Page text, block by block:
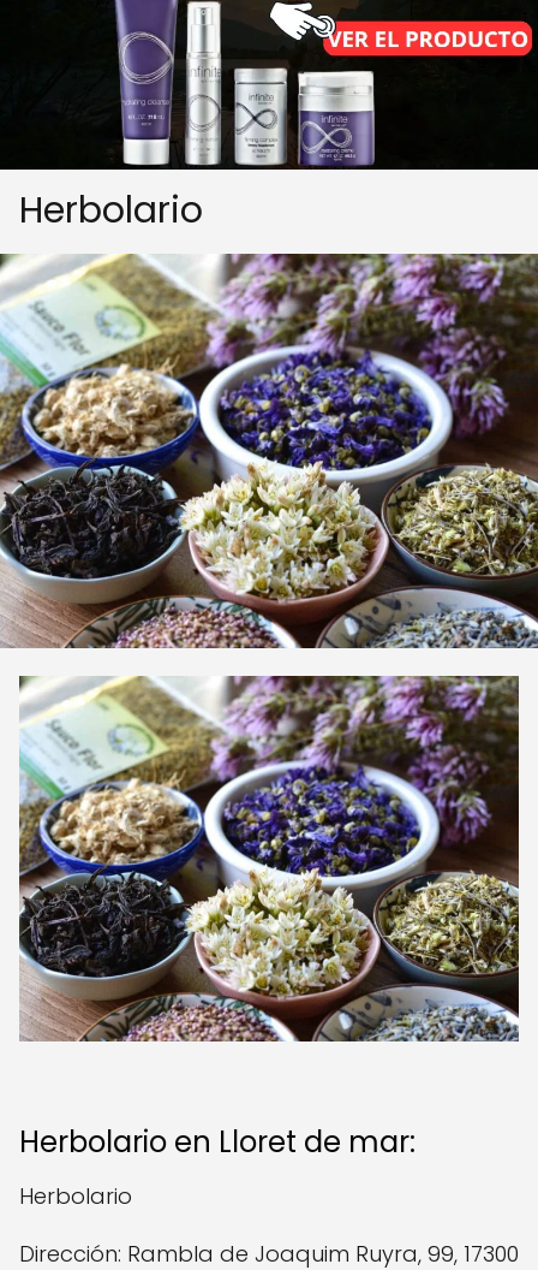
Herbolario
Herbolario en Lloret de mar:
Herbolario
Dirección: Rambla de Joaquim Ruyra, 99, 17300